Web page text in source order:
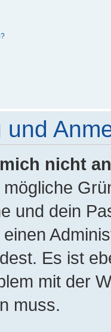
und
nicht
und dein
Es ist
mit der
muss.